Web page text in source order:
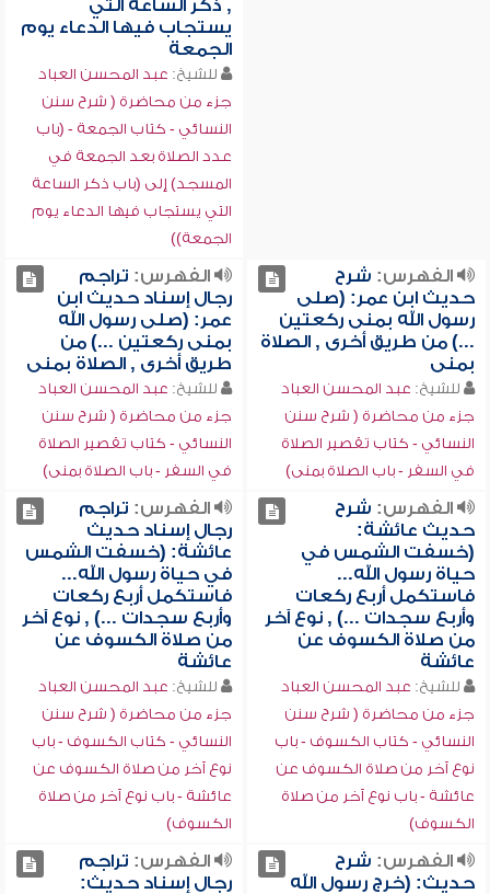
, ذكر الساعة التي
يستجاب فيها الدعاء يوم
الجمعة
للشيخ: عبد المحسن العباد
جزء من محاضرة ( شرح سنن
النسائي - كتاب الجمعة - (باب
عدد الصلاة بعد الجمعة في
المسجد) إلى (باب ذكر الساعة
التي يستجاب فيها الدعاء يوم
الجمعة))
الفهرس: شرح
حديث ابن عمر: (صلى
رسول الله بمنى ركعتين
...) من طريق أخرى , الصلاة
بمنى
للشيخ: عبد المحسن العباد
جزء من محاضرة ( شرح سنن
النسائي - كتاب تقصير الصلاة
في السفر - باب الصلاة بمنى)
الفهرس: تراجم
رجال إسناد حديث ابن
عمر: (صلى رسول الله
بمنى ركعتين ...) من
طريق أخرى , الصلاة بمنى
للشيخ: عبد المحسن العباد
جزء من محاضرة ( شرح سنن
النسائي - كتاب تقصير الصلاة
في السفر - باب الصلاة بمنى)
الفهرس: شرح
حديث عائشة:
(خسفت الشمس في
حياة رسول الله...
فاستكمل أربع ركعات
وأربع سجدات ...) , نوع آخر
من صلاة الكسوف عن
عائشة
للشيخ: عبد المحسن العباد
جزء من محاضرة ( شرح سنن
النسائي - كتاب الكسوف - باب
نوع آخر من صلاة الكسوف عن
عائشة - باب نوع آخر من صلاة
الكسوف)
الفهرس: تراجم
رجال إسناد حديث
عائشة: (خسفت الشمس
في حياة رسول الله...
فاستكمل أربع ركعات
وأربع سجدات ...) , نوع آخر
من صلاة الكسوف عن
عائشة
للشيخ: عبد المحسن العباد
جزء من محاضرة ( شرح سنن
النسائي - كتاب الكسوف - باب
نوع آخر من صلاة الكسوف عن
عائشة - باب نوع آخر من صلاة
الكسوف)
الفهرس: شرح
حديث: (خرج رسول الله
الفهرس: تراجم
رجال إسناد حديث: